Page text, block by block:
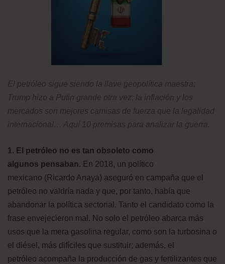
El petróleo sigue siendo la llave geopolítica maestra;
Trump hizo a Putin grande otra vez; la inflación y los
mercados son mejores camisas de fuerza que la legalidad
internacional… Aquí 10 premisas para analizar la guerra.
1. El petróleo no es tan obsoleto como
algunos pensaban. En 2018, un político
mexicano (Ricardo Anaya) aseguró en campaña que el
petróleo no valdría nada y que, por tanto, había que
abandonar la política sectorial. Tanto el candidato como la
frase envejecieron mal. No solo el petróleo abarca más
usos que la mera gasolina regular, como son la turbosina o
el diésel, más difíciles que sustituir; además, el
petróleo acompaña la producción de gas y fertilizantes que